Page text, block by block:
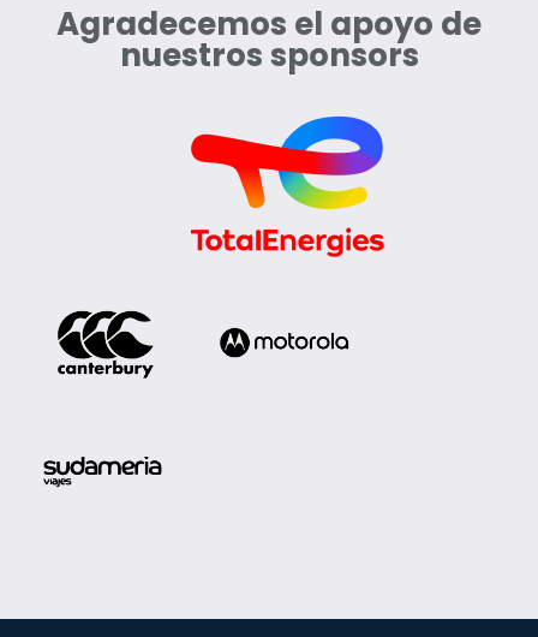
Agradecemos el apoyo de
nuestros sponsors